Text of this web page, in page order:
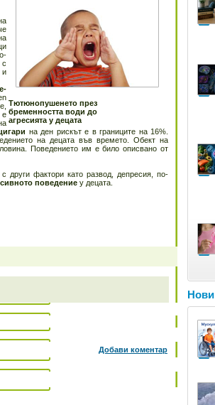
Тютюнопушенето през
бременността води до
агресията у децата
и
е
на ден рискът е в границите на 16%.
на децата във времето. Обект на
Поведението им е било описвано от
с други фактори като развод, депресия, по-
поведение у децата.
Добави коментар